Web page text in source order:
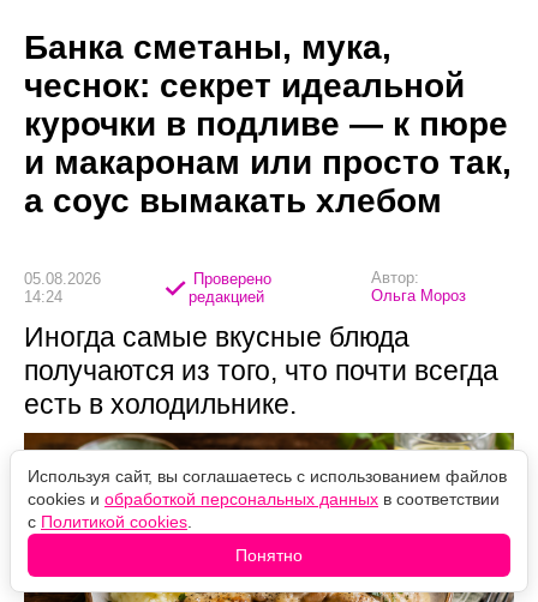
Банка сметаны, мука,
чеснок: секрет идеальной
курочки в подливе — к пюре
и макаронам или просто так,
а соус вымакать хлебом
05.08.2026
14:24
Проверено
редакцией
Автор:
Ольга Мороз
Иногда самые вкусные блюда
получаются из того, что почти всегда
есть в холодильнике.
Используя сайт, вы соглашаетесь с использованием файлов
cookies и обработкой персональных данных в соответствии
с Политикой cookies
Понятно